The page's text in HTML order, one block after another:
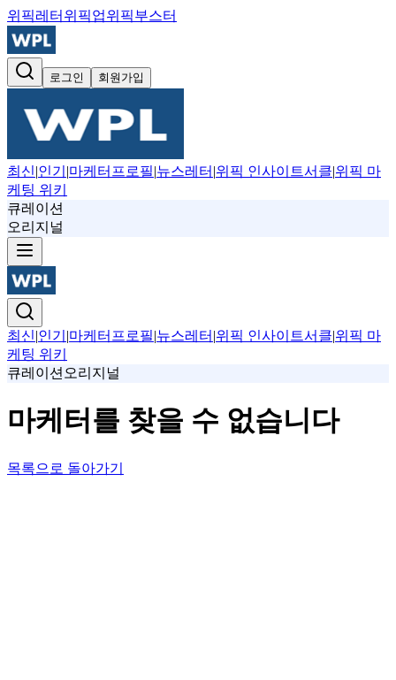
위픽레터 위픽업위픽부스터
로그인 회원가입
최신|인기 |마케터프로필|뉴스레터 |위픽 인사이트서클|위픽 마
케팅 위키
큐레이션
오리지널
최신|인기 |마케터프로필|뉴스레터 |위픽 인사이트서클|위픽 마
케팅 위키
큐레이션 오리지널
마케터를 찾을 수 없습니다
목록으로 돌아가기